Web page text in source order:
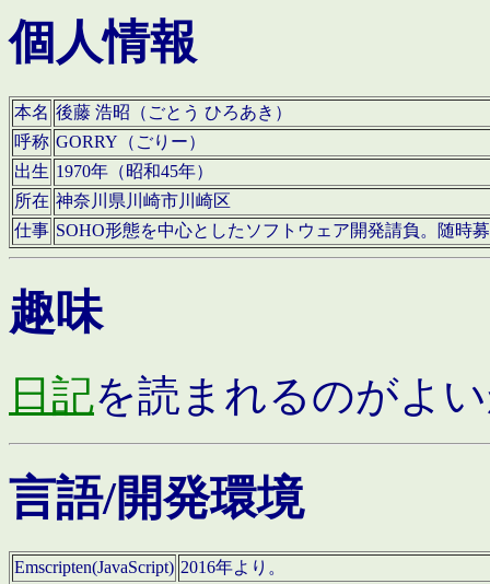
個人情報
本名 後藤 浩昭（ごとう ひろあき）
呼称 GORRY（ごりー）
出生 1970年（昭和45年）
所在 神奈川県川崎市川崎区
仕事 SOHO形態を中心としたソフトウェア開発請負。随時
趣味
日記を読まれるのがよ
言語/開発環境
Emscripten(JavaScript) 2016年より。